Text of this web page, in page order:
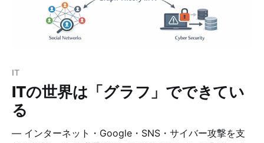
24.04） 以下の手順でインストールできます。 $ sudo
apt update $ sudo apt install -y wget gnupg lsb-
release $ wget -qO - https:
IT
ITの世界は「グラフ」でできてい
る
― インターネット・Google・SNS・サイバー攻撃を支